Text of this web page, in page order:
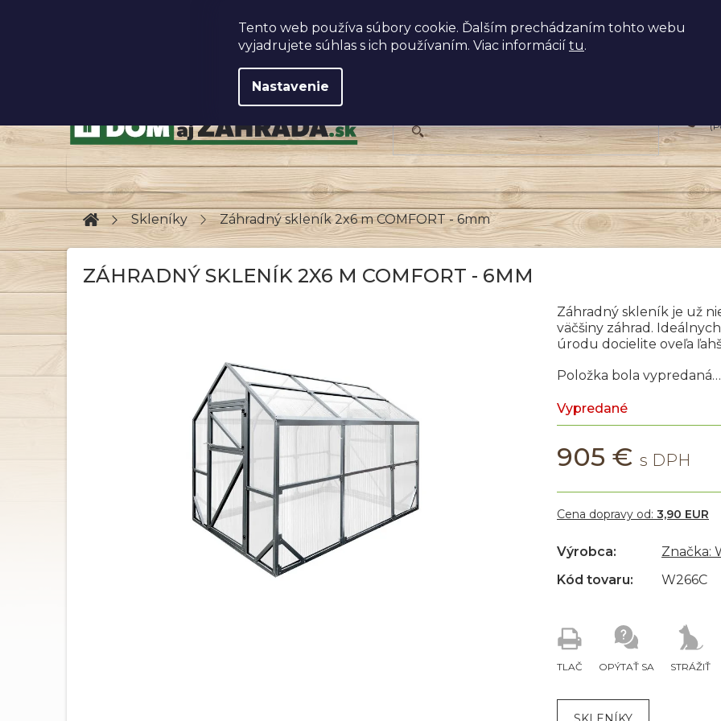
Tento web používa súbory cookie. Ďalším prechádzaním tohto webu
vyjadrujete súhlas s ich používaním. Viac informácií tu.
Nastavenie
DomovSkleníky Záhradný skleník 2x6 m COMFORT - 6mm
ZÁHRADNÝ SKLENÍK 2X6 M COMFORT - 6MM
Vypredané
905 €
Položka bola vypredaná…
Záhradný skleník je už
väčšiny záhrad.
úrodu docielite oveľa
TLAČ OPÝTAŤ SA STRÁŽIŤ
Cena dopravy od: 3,90 EUR
Výrobca:
Značka:
Kód tovaru:
W266C